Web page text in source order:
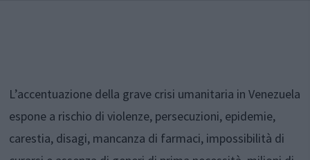
L’accentuazione della grave crisi umanitaria in Venezuela
espone a rischio di violenze, persecuzioni, epidemie,
carestia, disagi, mancanza di farmaci, impossibilità di